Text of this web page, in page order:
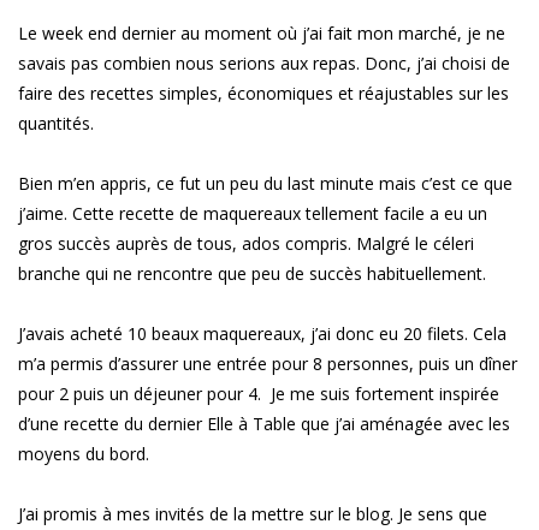
Le week end dernier au moment où j’ai fait mon marché, je ne
savais pas combien nous serions aux repas. Donc, j’ai choisi de
faire des recettes simples, économiques et réajustables sur les
quantités.
Bien m’en appris, ce fut un peu du last minute mais c’est ce que
j’aime. Cette recette de maquereaux tellement facile a eu un
gros succès auprès de tous, ados compris. Malgré le céleri
branche qui ne rencontre que peu de succès habituellement.
J’avais acheté 10 beaux maquereaux, j’ai donc eu 20 filets. Cela
m’a permis d’assurer une entrée pour 8 personnes, puis un dîner
pour 2 puis un déjeuner pour 4. Je me suis fortement inspirée
d’une recette du dernier Elle à Table que j’ai aménagée avec les
moyens du bord.
J’ai promis à mes invités de la mettre sur le blog. Je sens que